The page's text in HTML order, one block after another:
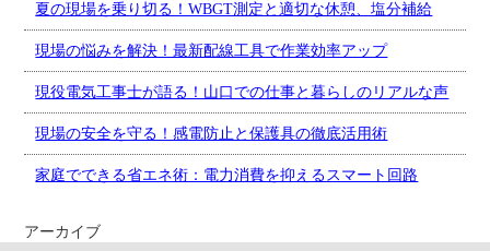
夏の現場を乗り切る！WBGT測定と適切な休憩、塩分補給
現場の悩みを解決！最新配線工具で作業効率アップ
現役電気工事士が語る！山口での仕事と暮らしのリアルな声
現場の安全を守る！感電防止と保護具の徹底活用術
家庭でできる省エネ術：電力消費を抑えるスマート回路
アーカイブ